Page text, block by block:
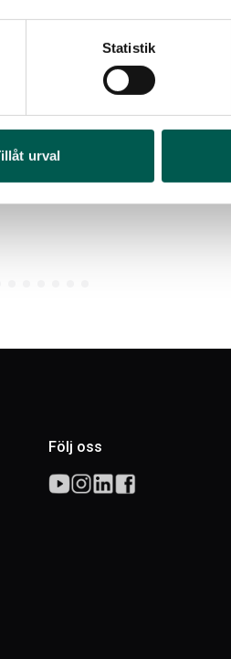
Statistik
urval
I
4
SERVICE
CHEVROLET
24 044kr
Följ oss